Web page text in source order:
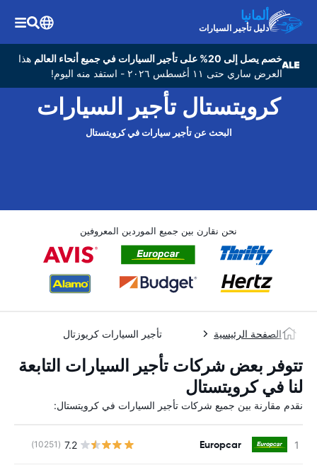
ألمانيا
دليل تأجير السيارات
خصم يصل إلى 20% على تأجير السيارات في جميع أنحاء العالم
هذا
العرض ساري حتى ١١ أغسطس ٢٠٢٦ - استفد منه اليوم!
كرويتستال تأجير السيارات
البحث عن تأجير سيارات في كرويتستال
نحن نقارن بين جميع الموردين المعروفين
الصفحة الرئيسية تأجير السيارات كريوزتال
تتوفر بعض شركات تأجير السيارات التابعة
لنا في كرويتستال
نقدم مقارنة بين جميع شركات تأجير السيارات في كرويتستال:
Europcar
7.2
(10251)